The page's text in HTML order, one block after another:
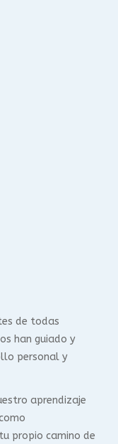
de todas
han guiado y
personal y
aprendizaje
propio camino de